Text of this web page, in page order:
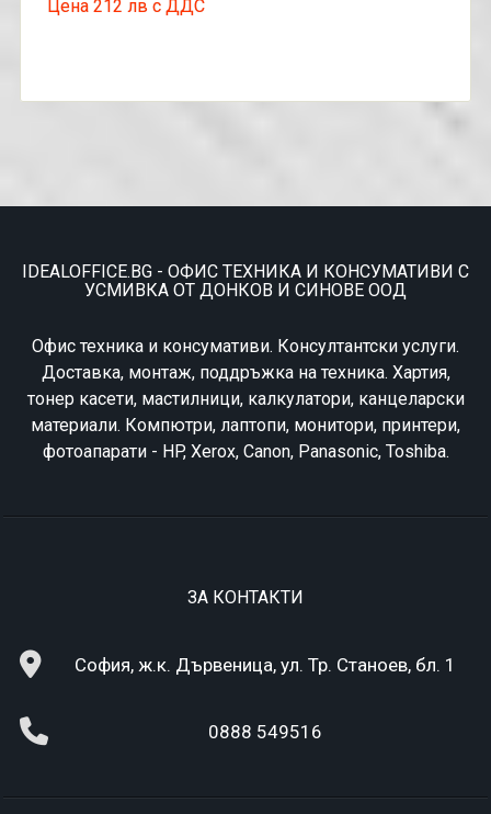
Цена 212 лв с ДДС
IDEALOFFICE.BG - ОФИС ТЕХНИКА И КОНСУМАТИВИ С
УСМИВКА ОТ ДОНКОВ И СИНОВЕ ООД
Офис техника и консумативи. Консултантски услуги.
Доставка, монтаж, поддръжка на техника. Хартия,
тонер касети, мастилници, калкулатори, канцеларски
материали. Компютри, лаптопи, монитори, принтери,
фотоапарати - HP, Xerox, Canon, Panasonic, Toshiba.
ЗА КОНТАКТИ
София, ж.к. Дървеница, ул. Тр. Станоев, бл. 1
0888 549516